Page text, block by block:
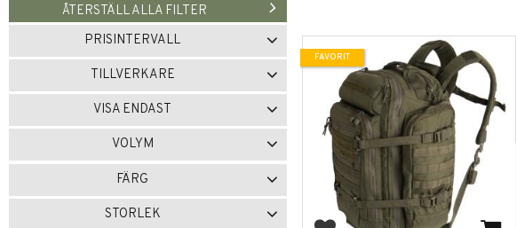
ÅTERSTÄLL ALLA FILTER
PRISINTERVALL
119 3 499
TILLVERKARE
FIRST TACTICAL
VISA ENDAST
Finns i lager
VOLYM
1 30 Liter
FÄRG
9 Olivgrön
STORLEK
FAVORIT